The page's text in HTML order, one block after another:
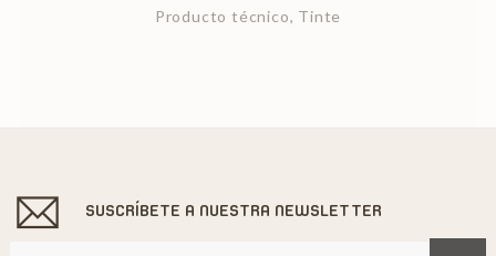
Producto técnico, Tinte
SUSCRÍBETE A NUESTRA NEWSLETTER